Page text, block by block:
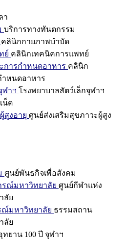
า
บริการทางทันตกรรม
คลินิกกายภาพบำบัด
ย์ คลินิกเทคนิคการแพทย์
การกำหนดอาหาร คลินิก
หนดอาหาร
ฬาฯ โรงพยาบาลสัตว์เล็กจุฬาฯ
น็ต
สูงอายุ ศูนย์ส่งเสริมสุขภาวะผู้สูง
ศูนย์พันธกิจเพื่อสังคม
รณ์มหาวิทยาลัย ศูนย์กีฬาแห่ง
ลัย
ณ์มหาวิทยาลัย ธรรมสถาน
ลัย
ทยาน 100 ปี จุฬาฯ